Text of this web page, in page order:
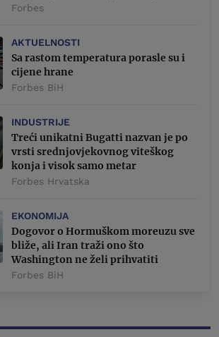
Forbes
AKTUELNOSTI
Sa rastom temperatura porasle su i
cijene hrane
Forbes BiH
INDUSTRIJE
Treći unikatni Bugatti nazvan je po
vrsti srednjovjekovnog viteškog
konja i visok samo metar
Forbes Hrvatska
EKONOMIJA
Dogovor o Hormuškom moreuzu sve
bliže, ali Iran traži ono što
Washington ne želi prihvatiti
Forbes BiH